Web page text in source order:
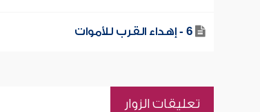
6 - إهداء القرب للأموات
تعليقات الزوار